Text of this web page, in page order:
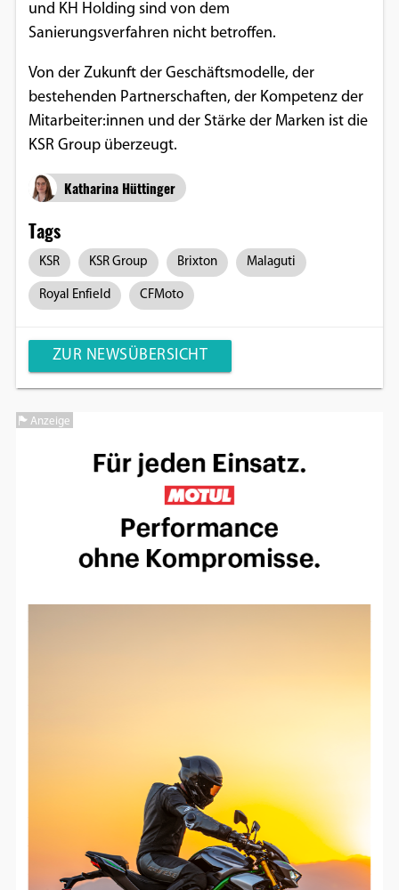
und KH Holding sind von dem
Sanierungsverfahren nicht betroffen.
Von der Zukunft der Geschäftsmodelle, der
bestehenden Partnerschaften, der Kompetenz der
Mitarbeiter:innen und der Stärke der Marken ist die
KSR Group überzeugt.
Katharina Hüttinger
Tags
KSR KSR Group Brixton Malaguti
Royal Enfield CFMoto
ZUR NEWSÜBERSICHT
Anzeige